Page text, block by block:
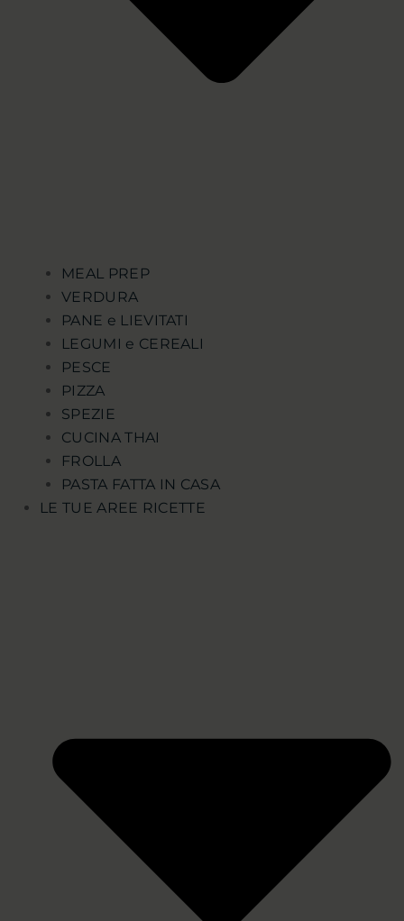
MEAL PREP
VERDURA
PANE e LIEVITATI
LEGUMI e CEREALI
PESCE
PIZZA
SPEZIE
CUCINA THAI
FROLLA
PASTA FATTA IN CASA
LE TUE AREE RICETTE